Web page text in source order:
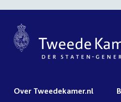
Over Tweedekamer.nl